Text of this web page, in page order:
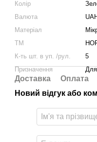
Колір
Валюта
Матеріал
ТМ
К-ть шт. в уп. /рул.
5
Призначення
Доставка Оплата
Новий відгук або